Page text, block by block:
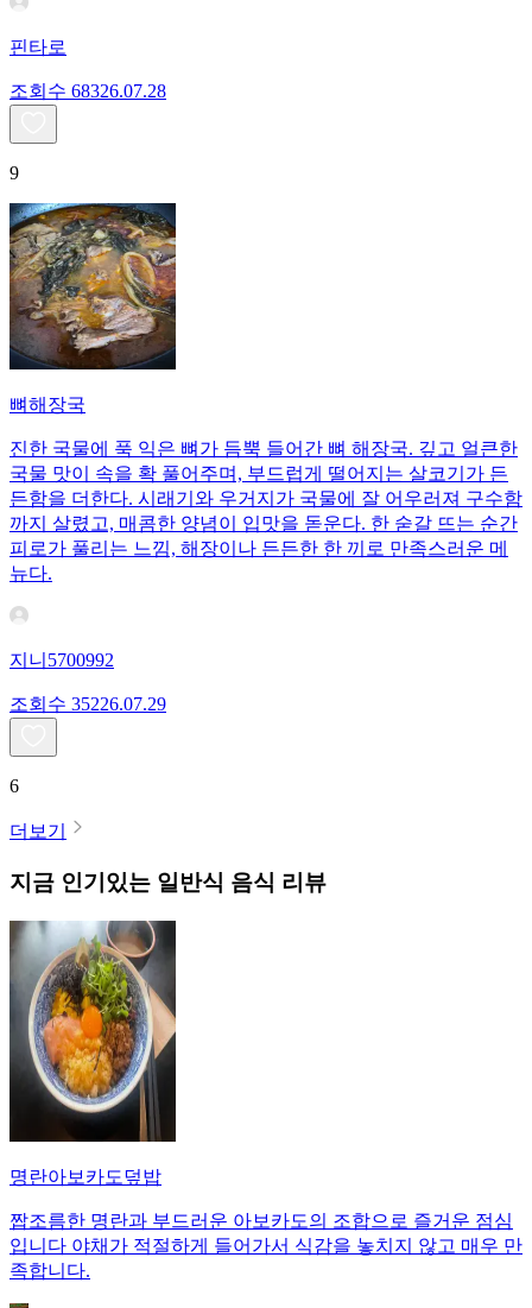
핀타로
조회수 68326.07.28
9
뼈해장국
진한 국물에 푹 익은 뼈가 듬뿍 들어간 뼈 해장국. 깊고 얼큰한
국물 맛이 속을 확 풀어주며, 부드럽게 떨어지는 살코기가 든
든함을 더한다. 시래기와 우거지가 국물에 잘 어우러져 구수함
까지 살렸고, 매콤한 양념이 입맛을 돋운다. 한 숟갈 뜨는 순간
피로가 풀리는 느낌, 해장이나 든든한 한 끼로 만족스러운 메
뉴다.
지니5700992
조회수 35226.07.29
6
더보기
지금 인기있는 일반식 음식 리뷰
명란아보카도덮밥
짭조름한 명란과 부드러운 아보카도의 조합으로 즐거운 점심
입니다 야채가 적절하게 들어가서 식감을 놓치지 않고 매우 만
족합니다.